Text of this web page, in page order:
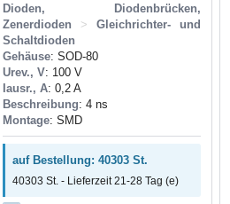
Dioden, Diodenbrücken,
Zenerdioden
>
Gleichrichter- und
Schaltdioden
Gehäuse: SOD-80
Urev., V: 100 V
Iausr., A: 0,2 A
Beschreibung: 4 ns
Montage: SMD
auf Bestellung: 40303 St.
40303 St. - Lieferzeit 21-28 Tag (e)